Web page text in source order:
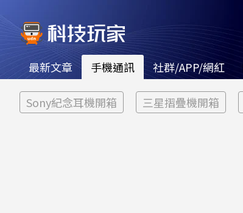
最新文章 手機通訊 社群/APP/網紅
Sony紀念耳機開箱 三星摺疊機開箱